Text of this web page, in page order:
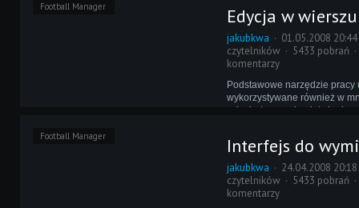
Live. Przyjrzyjmy się im bliżej!
Football Manager Edycja w
jakubkwa
01.05.2008 20:44
czytelników
5433 pobrań
komentarzy
Podstawowe narzędzie pracy
wykorzystywane również w
szlachetnym celu ułatwienia
okienkowym interfejsem. Czy
więcej?
Football Manager Interfejs do
jakubkwa
24.04.2008 20:18
czytelników
5433 pobrań
komentarzy